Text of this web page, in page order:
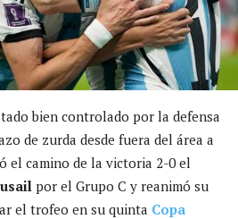
bien controlado por la defensa
de zurda desde fuera del área a
el camino de la victoria 2-0 el
por el Grupo C y reanimó su
el trofeo en su quinta Copa